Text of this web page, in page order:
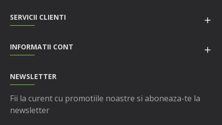
SERVICII CLIENTI
INFORMATII CONT
NEWSLETTER
Fii la curent cu promotiile noastre si aboneaza-te la
newsletter